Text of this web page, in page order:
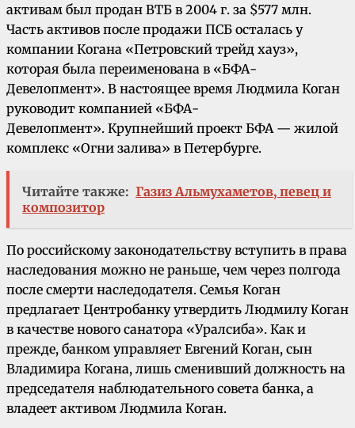
активам был продан ВТБ в 2004 г. за $577 млн.
Часть активов после продажи ПСБ осталась у
компании Когана «Петровский трейд хауз»,
которая была переименована в «БФА-
Девелопмент». В настоящее время Людмила Коган
руководит компанией «БФА-
Девелопмент». Крупнейший проект БФА — жилой
комплекс «Огни залива» в Петербурге.
Читайте также: Газиз Альмухаметов, певец и
композитор
По российскому законодательству вступить в права
наследования можно не раньше, чем через полгода
после смерти наследодателя. Семья Коган
предлагает Центробанку утвердить Людмилу Коган
в качестве нового санатора «Уралсиба». Как и
прежде, банком управляет Евгений Коган, сын
Владимира Когана, лишь сменивший должность на
председателя наблюдательного совета банка, а
владеет активом Людмила Коган.